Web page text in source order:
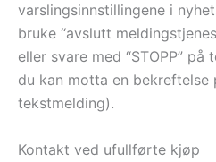
varslingsinnstillingene i
bruke “avslutt
eller svare med “STOPP”
du kan motta en bekreftelse
tekstmelding).
Kontakt ved ufullførte kjøp